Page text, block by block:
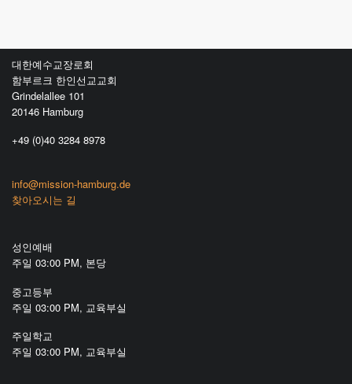
대한예수교장로회
함부르크 한인선교교회
Grindelallee 101
20146 Hamburg
+49 (0)40 3284 8978
info@mission-hamburg.de
찾아오시는 길
성인예배
주일 03:00 PM, 본당
중고등부
주일 03:00 PM, 교육부실
주일학교
주일 03:00 PM, 교육부실